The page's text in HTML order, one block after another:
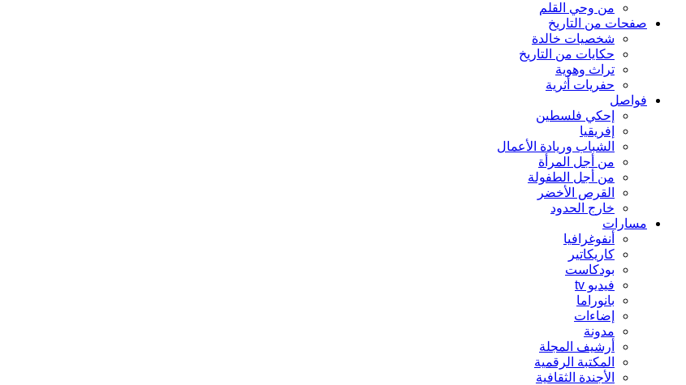
من وحي القلم
صفحات من التاريخ
شخصيات خالدة
حكايات من التاريخ
تراث وهوية
حفريات أثرية
فواصل
إحكي فلسطين
إفريقيا
الشباب وريادة الأعمال
من أجل المرأة
من أجل الطفولة
القرص الأخضر
خارج الحدود
مسارات
أنفوغرافيا
كاريكاتير
بودكاست
فيديو tv
بانوراما
إضاءات
مدونة
أرشيف المجلة
المكتبة الرقمية
الأجندة الثقافية